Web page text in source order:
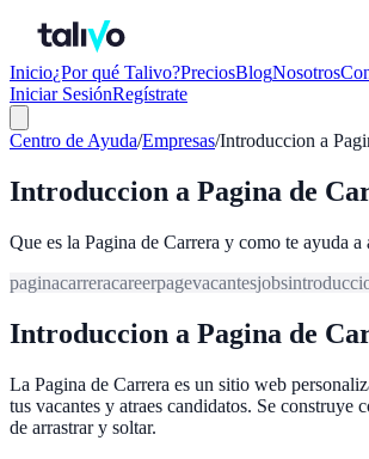
Inicio¿Por qué Talivo?PreciosBlogNosotros
Iniciar SesiónRegístrate
Centro de Ayuda/Empresas/Introduccion a
Introduccion a Pagina de
Que es la Pagina de Carrera y como te ayuda a
paginacarreracareerpagevacantesjobs
Introduccion a Pagina de
La Pagina de Carrera es un sitio web
tus vacantes y atraes candidatos. Se construye
de arrastrar y soltar.